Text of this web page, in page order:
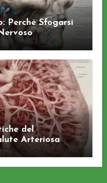
Perché Sfogarsi
del
Arteriosa